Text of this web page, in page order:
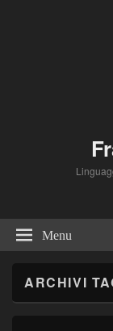
Menu
ARCHIVI